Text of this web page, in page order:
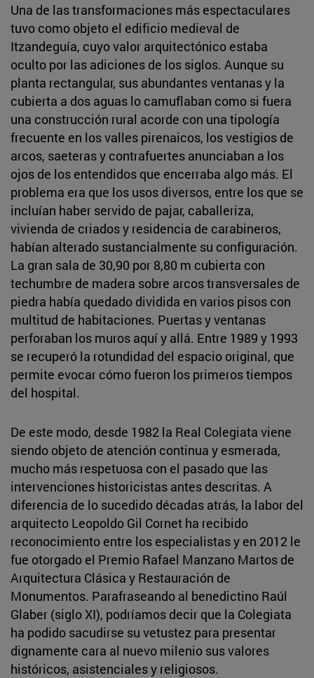
Una de las transformaciones más espectaculares
tuvo como objeto el edificio medieval de
Itzandeguía, cuyo valor arquitectónico estaba
oculto por las adiciones de los siglos. Aunque su
planta rectangular, sus abundantes ventanas y la
cubierta a dos aguas lo camuflaban como si fuera
una construcción rural acorde con una tipología
frecuente en los valles pirenaicos, los vestigios de
arcos, saeteras y contrafuertes anunciaban a los
ojos de los entendidos que encerraba algo más. El
problema era que los usos diversos, entre los que se
incluían haber servido de pajar, caballeriza,
vivienda de criados y residencia de carabineros,
habían alterado sustancialmente su configuración.
La gran sala de 30,90 por 8,80 m cubierta con
techumbre de madera sobre arcos transversales de
piedra había quedado dividida en varios pisos con
multitud de habitaciones. Puertas y ventanas
perforaban los muros aquí y allá. Entre 1989 y 1993
se recuperó la rotundidad del espacio original, que
permite evocar cómo fueron los primeros tiempos
del hospital.
De este modo, desde 1982 la Real Colegiata viene
siendo objeto de atención continua y esmerada,
mucho más respetuosa con el pasado que las
intervenciones historicistas antes descritas. A
diferencia de lo sucedido décadas atrás, la labor del
arquitecto Leopoldo Gil Cornet ha recibido
reconocimiento entre los especialistas y en 2012 le
fue otorgado el Premio Rafael Manzano Martos de
Arquitectura Clásica y Restauración de
Monumentos. Parafraseando al benedictino Raúl
Glaber (siglo XI), podríamos decir que la Colegiata
ha podido sacudirse su vetustez para presentar
dignamente cara al nuevo milenio sus valores
históricos, asistenciales y religiosos.